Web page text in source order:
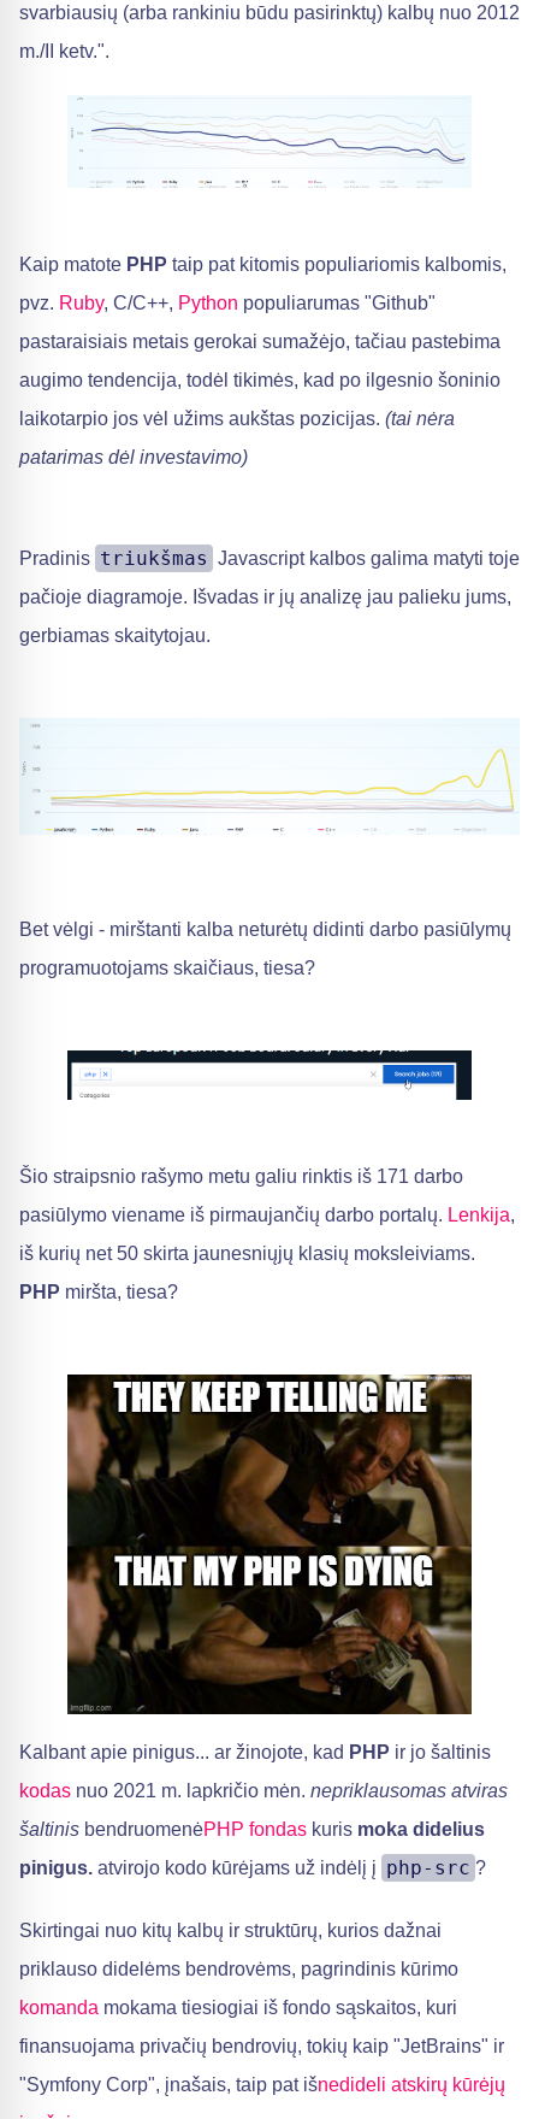
svarbiausių (arba rankiniu būdu pasirinktų) kalbų nuo 2012
m./II ketv.".
Kaip matote PHP taip pat kitomis populiariomis kalbomis,
pvz. Ruby, C/C++, Python populiarumas "Github"
pastaraisiais metais gerokai sumažėjo, tačiau pastebima
augimo tendencija, todėl tikimės, kad po ilgesnio šoninio
laikotarpio jos vėl užims aukštas pozicijas. (tai nėra
patarimas dėl investavimo)
Pradinis triukšmas Javascript kalbos galima matyti toje
pačioje diagramoje. Išvadas ir jų analizę jau palieku jums,
gerbiamas skaitytojau.
Bet vėlgi - mirštanti kalba neturėtų didinti darbo pasiūlymų
programuotojams skaičiaus, tiesa?
Šio straipsnio rašymo metu galiu rinktis iš 171 darbo
pasiūlymo viename iš pirmaujančių darbo portalų. Lenkija,
iš kurių net 50 skirta jaunesniųjų klasių moksleiviams.
PHP miršta, tiesa?
Kalbant apie pinigus... ar žinojote, kad PHP ir jo šaltinis
kodas nuo 2021 m. lapkričio mėn. nepriklausomas atviras
šaltinis bendruomenėPHP fondas kuris moka didelius
pinigus. atvirojo kodo kūrėjams už indėlį į php-src ?
Skirtingai nuo kitų kalbų ir struktūrų, kurios dažnai
priklauso didelėms bendrovėms, pagrindinis kūrimo
komanda mokama tiesiogiai iš fondo sąskaitos, kuri
finansuojama privačių bendrovių, tokių kaip "JetBrains" ir
"Symfony Corp", įnašais, taip pat išnedideli atskirų kūrėjų